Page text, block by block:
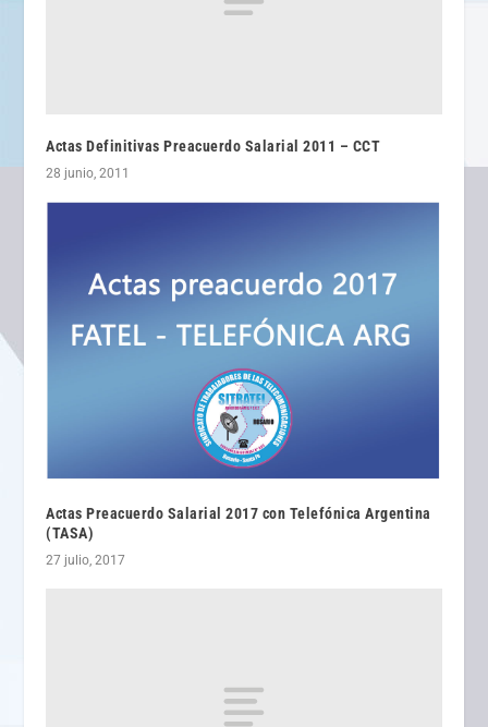
Actas Definitivas Preacuerdo Salarial 2011 – CCT
28 junio, 2011
Actas Preacuerdo Salarial 2017 con Telefónica Argentina
(TASA)
27 julio, 2017